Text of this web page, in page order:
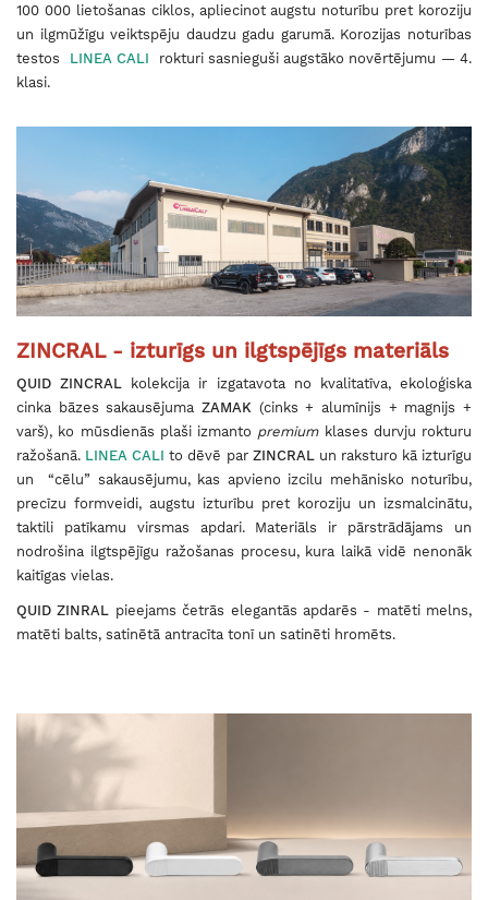
100 000 lietošanas ciklos, apliecinot augstu noturību pret koroziju
un ilgmūžīgu veiktspēju daudzu gadu garumā. Korozijas noturības
testos
LINEA CALI
rokturi sasnieguši augstāko novērtējumu — 4.
klasi.
ZINCRAL - izturīgs un ilgtspējīgs materiāls
QUID ZINCRAL
kolekcija ir izgatavota no kvalitatīva, ekoloģiska
cinka bāzes sakausējuma ZAMAK (cinks + alumīnijs + magnijs +
varš), ko mūsdienās plaši izmanto premium klases durvju rokturu
ražošanā. LINEA CALIto dēvē par ZINCRAL un raksturo kā izturīgu
un “cēlu” sakausējumu, kas apvieno izcilu mehānisko noturību,
precīzu formveidi, augstu izturību pret koroziju un izsmalcinātu,
taktili patīkamu virsmas apdari. Materiāls ir pārstrādājams un
nodrošina ilgtspējīgu ražošanas procesu, kura laikā vidē nenonāk
kaitīgas vielas.
QUID ZINRAL pieejams četrās elegantās apdarēs - matēti melns,
matēti balts, satinētā antracīta tonī un satinēti hromēts.